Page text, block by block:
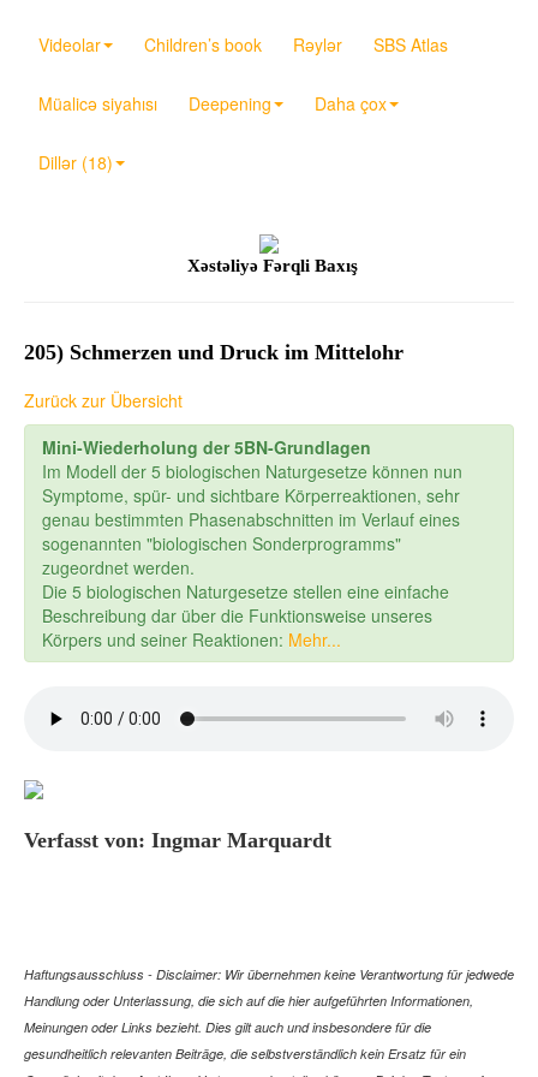
Videolar Children’s book Rəylər SBS Atlas
Müalicə siyahısı Deepening Daha çox
Dillər (18)
Xəstəliyə Fərqli Baxış
205) Schmerzen und Druck im Mittelohr
Zurück zur Übersicht
Mini-Wiederholung der 5BN-Grundlagen
Im Modell der 5 biologischen Naturgesetze können nun
Symptome, spür- und sichtbare Körperreaktionen, sehr
genau bestimmten Phasenabschnitten im Verlauf eines
sogenannten "biologischen Sonderprogramms"
zugeordnet werden.
Die 5 biologischen Naturgesetze stellen eine einfache
Beschreibung dar über die Funktionsweise unseres
Körpers und seiner Reaktionen: Mehr...
Verfasst von: Ingmar Marquardt
Haftungsausschluss - Disclaimer: Wir übernehmen keine Verantwortung für jedwede
Handlung oder Unterlassung, die sich auf die hier aufgeführten Informationen,
Meinungen oder Links bezieht. Dies gilt auch und insbesondere für die
gesundheitlich relevanten Beiträge, die selbstverständlich kein Ersatz für ein